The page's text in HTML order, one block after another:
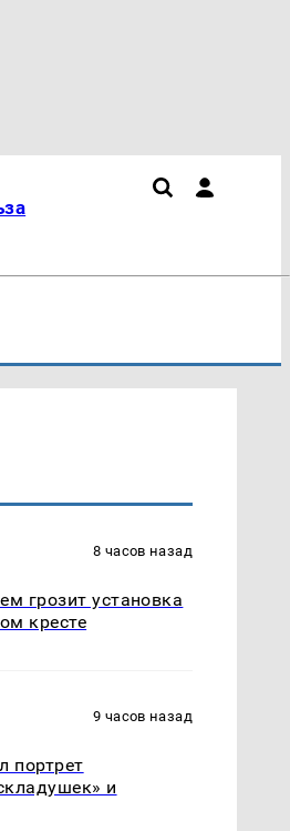
8 часов назад
грозит установка
кресте
9 часов назад
портрет
и